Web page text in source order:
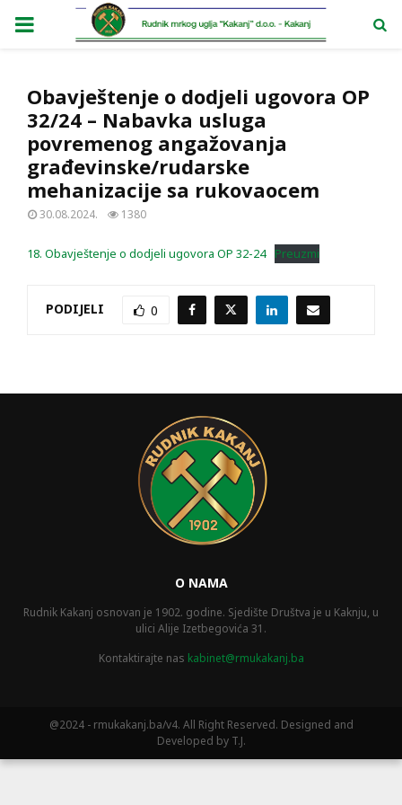
PRIMARY
Obavještenje o dodjeli ugovora OP
32/24 – Nabavka usluga
povremenog angažovanja
građevinske/rudarske
mehanizacije sa rukovaocem
30.08.2024. 1380
18. Obavještenje o dodjeli ugovora OP 32-24 Preuzmi
PODIJELI 0
O NAMA
Rudnik Kakanj osnovan je 1902. godine. Sjedište Društva je u Kaknju, u
ulici Alije Izetbegovića 31.
Kontaktirajte nas kabinet@rmukakanj.ba
@2024 - rmukakanj.ba/v4. All Right Reserved. Designed and
Developed by T.J.